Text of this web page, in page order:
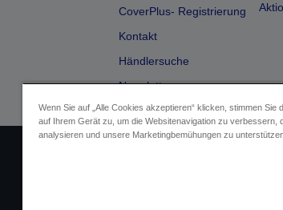
CoverPlus- Registrierung
Kontakt
Händlersuche
Newsletter
Wenn Sie auf „Alle Cookies akzeptieren“ klicken, stimmen Sie
auf Ihrem Gerät zu, um die Websitenavigation zu verbessern,
analysieren und unsere Marketingbemühungen zu